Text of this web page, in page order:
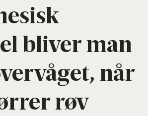
bli­ver man
når
røv